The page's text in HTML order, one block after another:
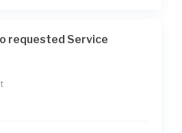
requested Service